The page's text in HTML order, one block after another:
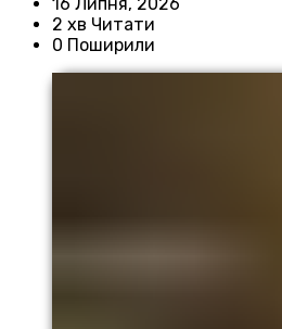
2 хв Читати
0 Поширили